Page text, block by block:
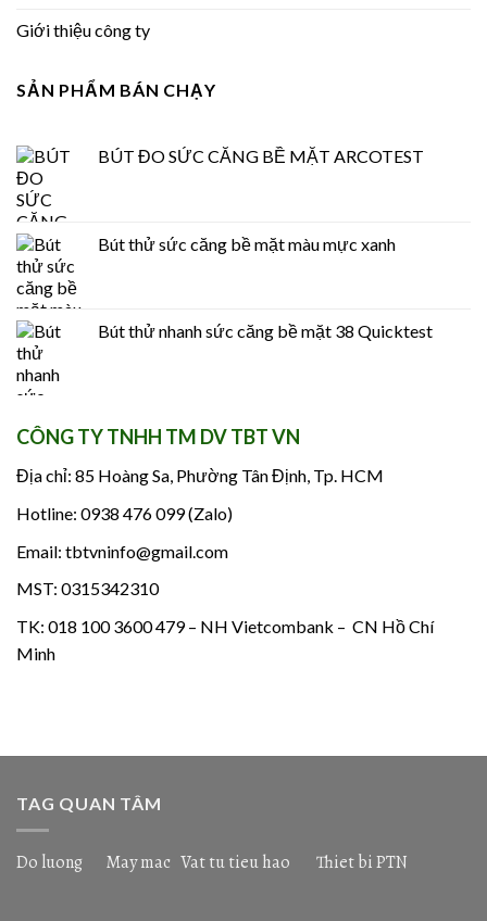
Giới thiệu công ty
SẢN PHẨM BÁN CHẠY
BÚT ĐO SỨC CĂNG BỀ MẶT ARCOTEST
Bút thử sức căng bề mặt màu mực xanh
Bút thử nhanh sức căng bề mặt 38 Quicktest
CÔNG TY TNHH TM DV TBT VN
Địa chỉ: 85 Hoàng Sa, Phường Tân Định, Tp. HCM
Hotline: 0938 476 099 (Zalo)
Email: tbtvninfo@gmail.com
MST: 0315342310
TK: 018 100 3600 479 – NH Vietcombank – CN Hồ Chí
Minh
TAG QUAN TÂM
Do luong May mac Vat tu tieu hao Thiet bi PTN